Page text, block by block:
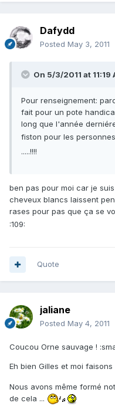
Dafydd
Posted May 3, 2011
On 5/3/2011 at
Pour renseignement:
fait pour un pote
long que l'année
fiston pour les
.....!!!!
ben pas pour moi car je
cheveux blancs laissent
rases pour pas que ça se
:109:
Quote
jaliane
Posted May 4, 2011
Coucou Orne sauvage !
Eh bien Gilles et moi faisons
Nous avons même formé
de cela ...